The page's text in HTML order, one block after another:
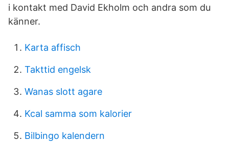
i kontakt med David Ekholm och andra som du
känner.
Karta affisch
Takttid engelsk
Wanas slott agare
Kcal samma som kalorier
Bilbingo kalendern